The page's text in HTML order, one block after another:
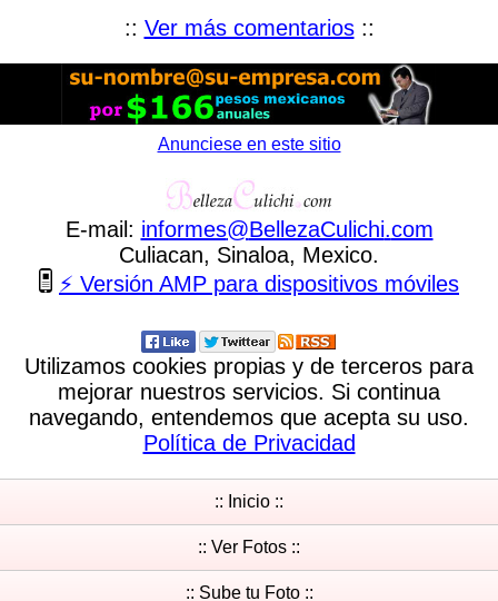
:: Ver más comentarios::
Anunciese en este sitio
E-mail: informes@BellezaCulichi.com
Culiacan, Sinaloa, Mexico.
⚡ Versión AMP para dispositivos móviles
Utilizamos cookies propias y de terceros para
mejorar nuestros servicios. Si continua
navegando, entendemos que acepta su uso.
Política de Privacidad
:: Inicio ::
:: Ver Fotos ::
:: Sube tu Foto ::